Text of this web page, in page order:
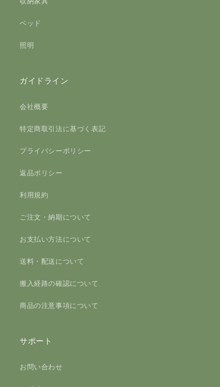
ベッド
照明
ガイドライン
会社概要
特定商取引法に基づく表記
プライバシーポリシー
返品ポリシー
利用規約
ご注文・納期について
お支払い方法について
送料・配送について
搬入経路の確認について
商品の注意事項について
サポート
お問い合わせ